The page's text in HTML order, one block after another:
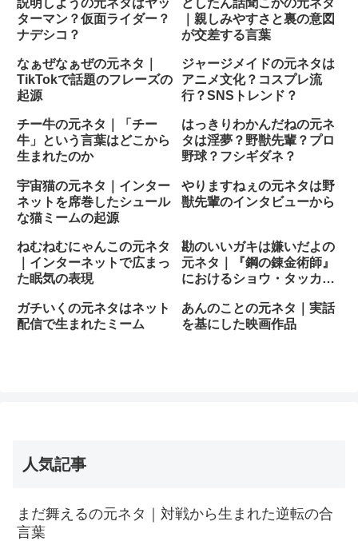
ターマン？仮面ライダー？
ナデシコ？
｜親しみやすさと裏の意図
が交差する言葉
なぁぜなぁぜの元ネタ｜
TikTokで話題のフレーズの
起源
ジャージメイドの元ネタは
アニメ文化？コスプレ流
行？SNSトレンド？
チー牛の元ネタ｜「チー
牛」という言葉はどこから
生まれたのか
はっきりわかんだねの元ネ
タは淫夢？野獣先輩？プロ
野球？フシギダネ？
宇宙猫の元ネタ｜インター
ネットを席巻したシュール
な猫ミームの起源
やりますねぇの元ネタは野
獣先輩のインタビューから
ねむねむにゃんこの元ネタ
｜インターネットで広まっ
た眠気の表現
勘のいいガキは嫌いだよの
元ネタ｜『鋼の錬金術師』
におけるショウ・タッカー
ガチいくの元ネタはネット
配信で生まれたミーム
あんのことの元ネタ｜実話
を基にした映画作品
人気記事
まだ舞えるの元ネタ｜対戦から生まれた逆転の合
言葉